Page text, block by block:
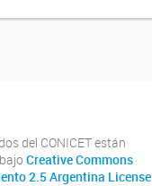
del CONICET están
Creative Commons
2.5 Argentina License